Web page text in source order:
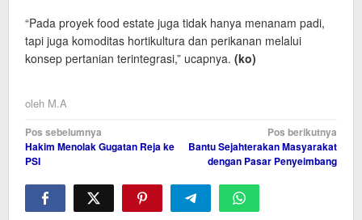
“Pada proyek food estate juga tidak hanya menanam padi,
tapi juga komoditas hortikultura dan perikanan melalui
konsep pertanian terintegrasi,” ucapnya. (ko)
oleh M.A
Navigasi
pos
Pos sebelumnya
Hakim Menolak Gugatan Reja ke
PSI
Pos berikutnya
Bantu Sejahterakan Masyarakat
dengan Pasar Penyeimbang